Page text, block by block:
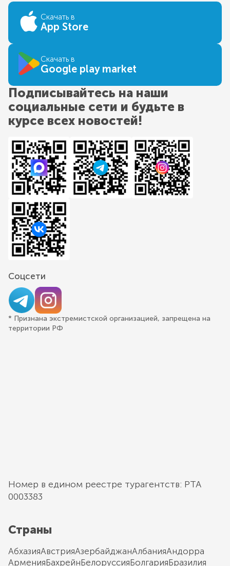
Скачать в
App Store
Скачать в
Google play market
Подписывайтесь на наши
социальные сети и будьте в
курсе всех новостей!
Соцсети
* Признана экстремистской организацией, запрещена на
территории РФ
Номер в едином реестре турагентств: РТА
0003383
Страны
АбхазияАвстрияАзербайджанАлбанияАндорра
АрменияБахрейнБелоруссияБолгарияБразилия